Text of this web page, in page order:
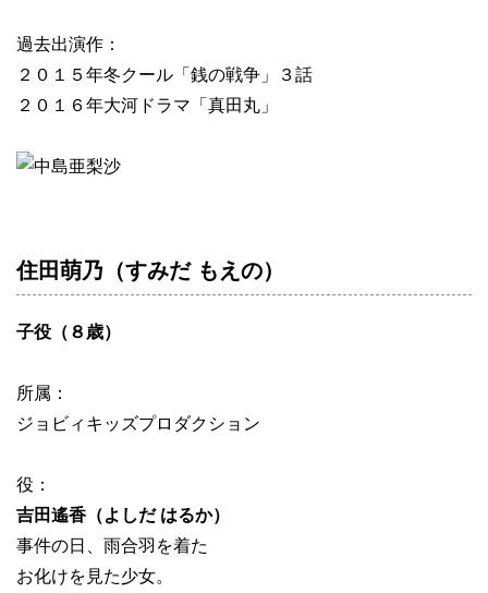
過去出演作：
２０１５年冬クール「銭の戦争」３話
２０１６年大河ドラマ「真田丸」
住田萌乃（すみだ もえの）
子役（８歳）
所属：
ジョビィキッズプロダクション
役：
吉田遙香（よしだ はるか）
事件の日、雨合羽を着た
お化けを見た少女。